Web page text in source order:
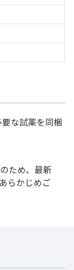
な試薬を同梱
ため、最新
らかじめご